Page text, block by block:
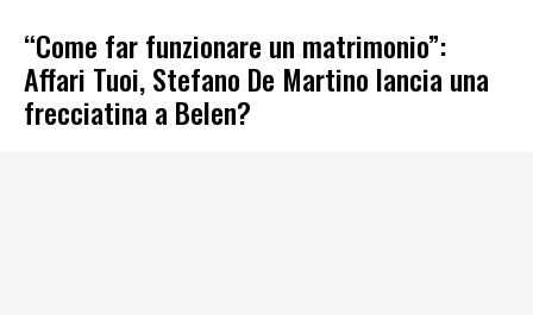
“Come far funzionare un matrimonio”:
Affari Tuoi, Stefano De Martino lancia una
frecciatina a Belen?